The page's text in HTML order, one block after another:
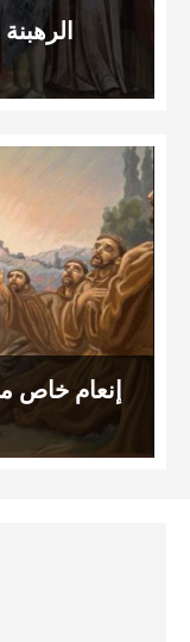
إنعام خاص